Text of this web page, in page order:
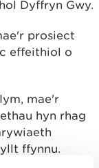
Dyffryn Gwy.
prosiect
effeithiol o
mae'r
hyn rhag
ffynnu.